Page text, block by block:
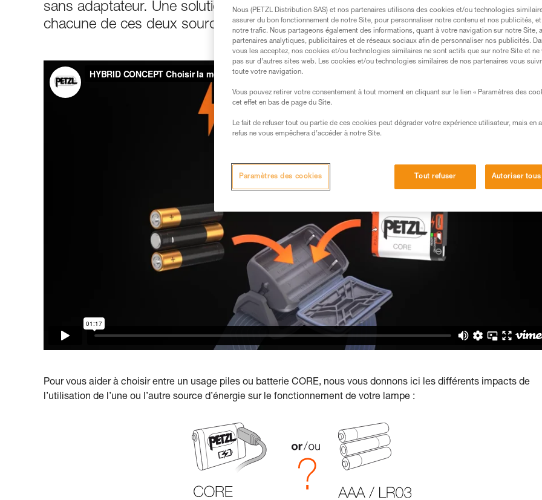
sans adaptateur. Une solution pratique et flexible, pour profiter des bénéfices de
chacune de ces deux sources d’énergie selon votre usage.
Pour vous aider à choisir entre un usage piles ou batterie CORE, nous vous donnons ici les différents impacts de
l’utilisation de l’une ou l’autre source d’énergie sur le fonctionnement de votre lampe :
Nous (PETZL Distribution SAS) et nos partenaires utilisons des cookies et/ou technologies
assurer du bon fonctionnement de notre Site, pour personnaliser notre contenu et nos publicités,
notre trafic. Nous partageons également des informations, quant à votre navigation sur notre Site,
partenaires analytiques, publicitaires et de réseaux sociaux afin de personnaliser nos publicités.
vous les acceptez, nos cookies et/ou technologies similaires ne sont actifs que sur notre Site et ne
pas sur d’autres sites web. Les cookies et/ou technologies similaires de nos partenaires vous
toute votre navigation.
Vous pouvez retirer votre consentement à tout moment en cliquant sur le lien « Paramètres des
cet effet en bas de page du Site.
Le fait de refuser tout ou partie de ces cookies peut dégrader votre expérience utilisateur, mais en
refus ne vous empêchera d’accéder à notre Site.
Tout refuser Autoriser
Paramètres des cookies